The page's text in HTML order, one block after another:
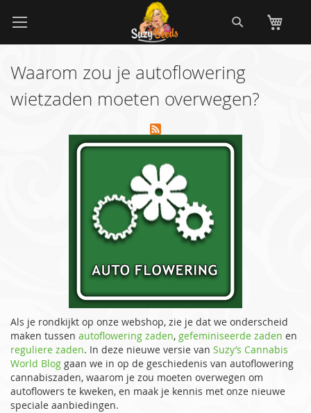
naar
inhoud
Waarom zou je autoflowering
wietzaden moeten overwegen?
Als je rondkijkt op onze webshop, zie je dat we onderscheid
maken tussen autoflowering zaden, gefeminiseerde zaden en
reguliere zaden. In deze nieuwe versie van Suzy’s Cannabis
World Blog gaan we in op de geschiedenis van autoflowering
cannabiszaden, waarom je zou moeten overwegen om
autoflowers te kweken, en maak je kennis met onze nieuwe
speciale aanbiedingen.